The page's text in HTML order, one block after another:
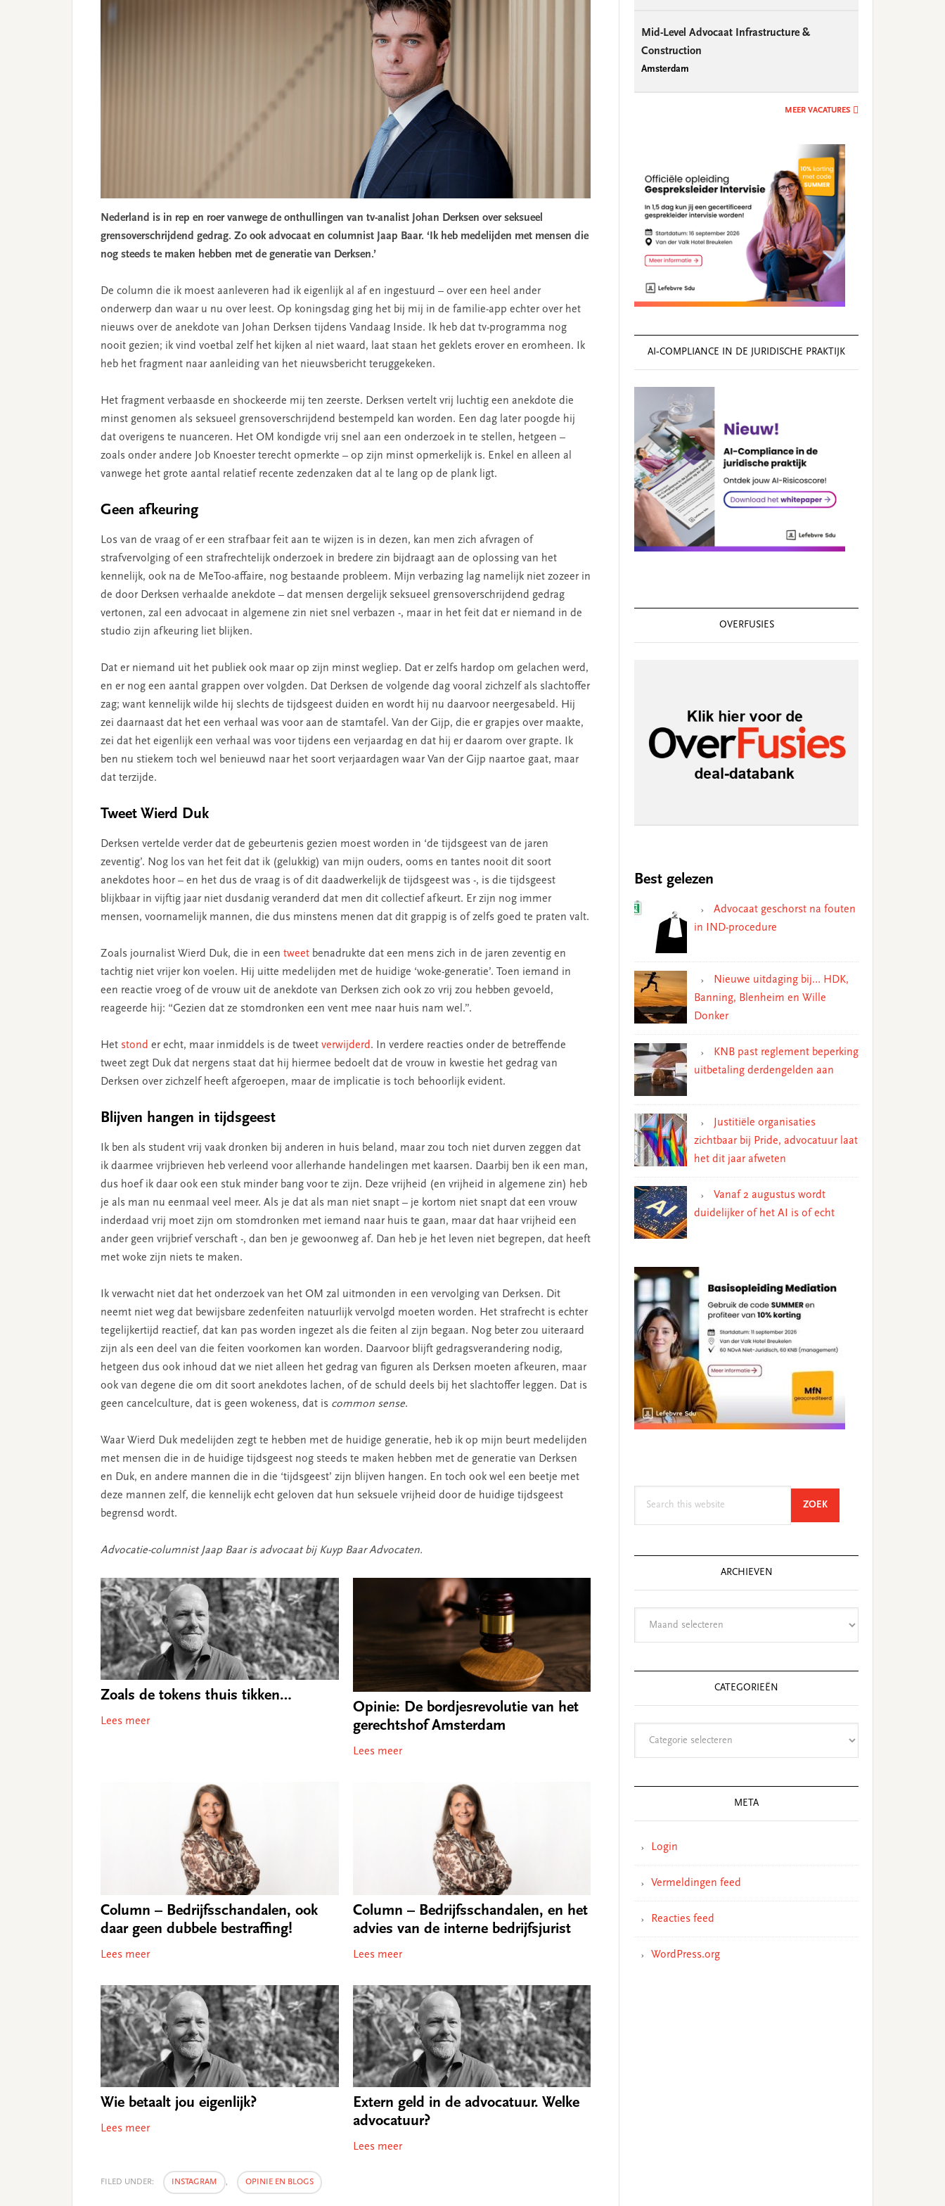
Nederland is in rep en roer vanwege de onthullingen van tv-analist Johan Derksen over seksueel
grensoverschrijdend gedrag. Zo ook advocaat en columnist Jaap Baar. ‘Ik heb medelijden met mensen die
nog steeds te maken hebben met de generatie van Derksen.’
De column die ik moest aanleveren had ik eigenlijk al af en ingestuurd – over een heel ander
onderwerp dan waar u nu over leest. Op koningsdag ging het bij mij in de familie-app echter over het
nieuws over de anekdote van Johan Derksen tijdens Vandaag Inside. Ik heb dat tv-programma nog
nooit gezien; ik vind voetbal zelf het kijken al niet waard, laat staan het geklets erover en eromheen. Ik
heb het fragment naar aanleiding van het nieuwsbericht teruggekeken.
Het fragment verbaasde en shockeerde mij ten zeerste. Derksen vertelt vrij luchtig een anekdote die
minst genomen als seksueel grensoverschrijdend bestempeld kan worden. Een dag later poogde hij
dat overigens te nuanceren. Het OM kondigde vrij snel aan een onderzoek in te stellen, hetgeen –
zoals onder andere Job Knoester terecht opmerkte – op zijn minst opmerkelijk is. Enkel en alleen al
vanwege het grote aantal relatief recente zedenzaken dat al te lang op de plank ligt.
Geen afkeuring
Los van de vraag of er een strafbaar feit aan te wijzen is in dezen, kan men zich afvragen of
strafvervolging of een strafrechtelijk onderzoek in bredere zin bijdraagt aan de oplossing van het
kennelijk, ook na de MeToo-affaire, nog bestaande probleem. Mijn verbazing lag namelijk niet zozeer in
de door Derksen verhaalde anekdote – dat mensen dergelijk seksueel grensoverschrijdend gedrag
vertonen, zal een advocaat in algemene zin niet snel verbazen -, maar in het feit dat er niemand in de
studio zijn afkeuring liet blijken.
Dat er niemand uit het publiek ook maar op zijn minst wegliep. Dat er zelfs hardop om gelachen werd,
en er nog een aantal grappen over volgden. Dat Derksen de volgende dag vooral zichzelf als slachtoffer
zag; want kennelijk wilde hij slechts de tijdsgeest duiden en wordt hij nu daarvoor neergesabeld. Hij
zei daarnaast dat het een verhaal was voor aan de stamtafel. Van der Gijp, die er grapjes over maakte,
zei dat het eigenlijk een verhaal was voor tijdens een verjaardag en dat hij er daarom over grapte. Ik
ben nu stiekem toch wel benieuwd naar het soort verjaardagen waar Van der Gijp naartoe gaat, maar
dat terzijde.
Tweet Wierd Duk
Derksen vertelde verder dat de gebeurtenis gezien moest worden in ‘de tijdsgeest van de jaren
zeventig’. Nog los van het feit dat ik (gelukkig) van mijn ouders, ooms en tantes nooit dit soort
anekdotes hoor – en het dus de vraag is of dit daadwerkelijk de tijdsgeest was -, is die tijdsgeest
blijkbaar in vijftig jaar niet dusdanig veranderd dat men dit collectief afkeurt. Er zijn nog immer
mensen, voornamelijk mannen, die dus minstens menen dat dit grappig is of zelfs goed te praten valt.
Zoals journalist Wierd Duk, die in een tweet benadrukte dat een mens zich in de jaren zeventig en
tachtig niet vrijer kon voelen. Hij uitte medelijden met de huidige ‘woke-generatie’. Toen iemand in
een reactie vroeg of de vrouw uit de anekdote van Derksen zich ook zo vrij zou hebben gevoeld,
reageerde hij: “Gezien dat ze stomdronken een vent mee naar huis nam wel.”.
Het stond er echt, maar inmiddels is de tweet verwijderd. In verdere reacties onder de betreffende
tweet zegt Duk dat nergens staat dat hij hiermee bedoelt dat de vrouw in kwestie het gedrag van
Derksen over zichzelf heeft afgeroepen, maar de implicatie is toch behoorlijk evident.
Blijven hangen in tijdsgeest
Ik ben als student vrij vaak dronken bij anderen in huis beland, maar zou toch niet durven zeggen dat
ik daarmee vrijbrieven heb verleend voor allerhande handelingen met kaarsen. Daarbij ben ik een man,
dus hoef ik daar ook een stuk minder bang voor te zijn. Deze vrijheid (en vrijheid in algemene zin) heb
je als man nu eenmaal veel meer. Als je dat als man niet snapt – je kortom niet snapt dat een vrouw
inderdaad vrij moet zijn om stomdronken met iemand naar huis te gaan, maar dat haar vrijheid een
ander geen vrijbrief verschaft -, dan ben je gewoonweg af. Dan heb je het leven niet begrepen, dat heeft
met woke zijn niets te maken.
Ik verwacht niet dat het onderzoek van het OM zal uitmonden in een vervolging van Derksen. Dit
neemt niet weg dat bewijsbare zedenfeiten natuurlijk vervolgd moeten worden. Het strafrecht is echter
tegelijkertijd reactief, dat kan pas worden ingezet als die feiten al zijn begaan. Nog beter zou uiteraard
zijn als een deel van die feiten voorkomen kan worden. Daarvoor blijft gedragsverandering nodig,
hetgeen dus ook inhoud dat we niet alleen het gedrag van figuren als Derksen moeten afkeuren, maar
ook van degene die om dit soort anekdotes lachen, of de schuld deels bij het slachtoffer leggen. Dat is
geen cancelculture, dat is geen wokeness, dat is common sense.
Waar Wierd Duk medelijden zegt te hebben met de huidige generatie, heb ik op mijn beurt medelijden
met mensen die in de huidige tijdsgeest nog steeds te maken hebben met de generatie van Derksen
en Duk, en andere mannen die in die ‘tijdsgeest’ zijn blijven hangen. En toch ook wel een beetje met
deze mannen zelf, die kennelijk echt geloven dat hun seksuele vrijheid door de huidige tijdsgeest
begrensd wordt.
Advocatie-columnist Jaap Baar is advocaat bij Kuyp Baar Advocaten.
Zoals de tokens thuis tikken…
Lees meer
Opinie: De bordjesrevolutie van het
gerechtshof Amsterdam
Lees meer
Column – Bedrijfsschandalen, ook
daar geen dubbele bestraﬃng!
Lees meer
Column – Bedrijfsschandalen, en het
advies van de interne bedrijfsjurist
Lees meer
Wie betaalt jou eigenlijk?
Lees meer
Extern geld in de advocatuur. Welke
advocatuur?
Lees meer
FILED UNDER: INSTAGRAM , OPINIE EN BLOGS
Mid-Level Advocaat Infrastructure &
Construction
Amsterdam
MEER VACATURES
AI‑COMPLIANCE IN DE JURIDISCHE PRAKTIJK
OVERFUSIES
Best gelezen
Advocaat geschorst na fouten
in IND-procedure
Nieuwe uitdaging bij… HDK,
Banning, Blenheim en Wille
Donker
KNB past reglement beperking
uitbetaling derdengelden aan
Justitiële organisaties
zichtbaar bij Pride, advocatuur laat
het dit jaar afweten
Vanaf 2 augustus wordt
duidelijker of het AI is of echt
ZOEKSEARCH
ARCHIEVEN
CATEGORIEËN
META
Login
Vermeldingen feed
Reacties feed
WordPress.org